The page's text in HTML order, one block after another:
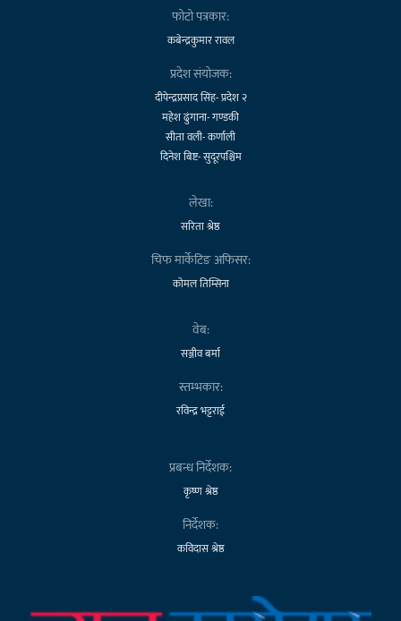
फोटो पत्रकार:
कबेन्द्रकुमार रावल
प्रदेश संयोजक:
दीपेन्द्रप्रसाद सिंह- प्रदेश २
महेश ढुंगाना- गण्डकी
सीता वली- कर्णाली
दिनेश बिष्ट- सुदूरपश्चिम
लेखा:
सरिता श्रेष्ठ
चिफ मार्केटिङ अफिसर:
कोमल तिम्सिना
वेब:
सञ्जीव बर्मा
स्तम्भकार:
रविन्द्र भट्टराई
प्रबन्ध निर्देशक:
कृष्ण श्रेष्ठ
निर्देशक:
कविदास श्रेष्ठ